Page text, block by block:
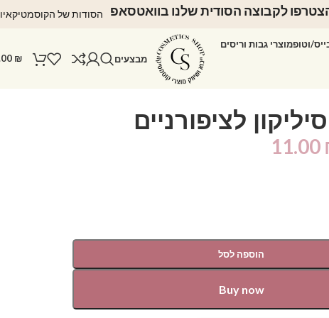
לקבוצה הסודית שלנו בוואטסאפ הסודות של
וטופמוצרי גבות וריסים
מבצעים ₪
לציפורניים
11.00
הוספה לסל
Buy now